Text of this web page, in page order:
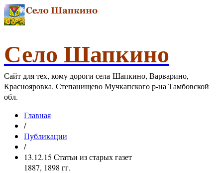
Село Шапкино
Сайт для тех, кому дороги села Шапкино, Варварино,
Краснояровка, Степанищево Мучкапского р-на Тамбовской
обл.
Главная
/
Публикации
/
13.12.15 Статьи из старых газет
1887, 1898 гг.